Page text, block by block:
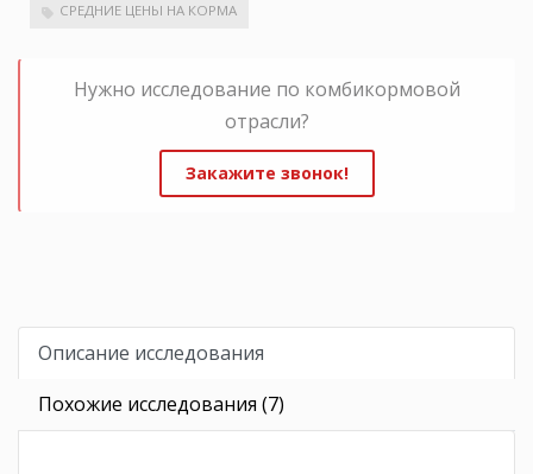
СРЕДНИЕ ЦЕНЫ НА КОРМА
Нужно исследование по комбикормовой
отрасли?
Закажите звонок!
Описание исследования
Похожие исследования (7)